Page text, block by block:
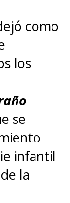
como
los
se
infantil
la